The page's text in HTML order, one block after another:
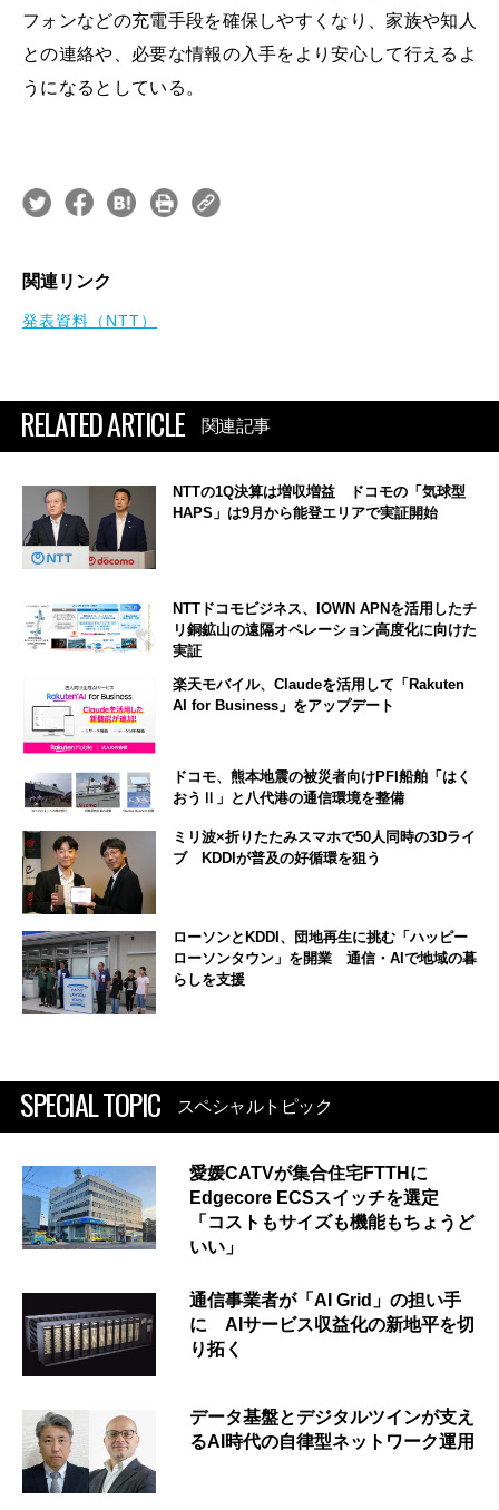
フォンなどの充電手段を確保しやすくなり、家族や知人
との連絡や、必要な情報の入手をより安心して行えるよ
うになるとしている。
関連リンク
発表資料（NTT）
RELATED ARTICLE 関連記事
NTTの1Q決算は増収増益 ドコモの「気球型
HAPS」は9月から能登エリアで実証開始
NTTドコモビジネス、IOWN APNを活用したチ
リ銅鉱山の遠隔オペレーション高度化に向けた
実証
楽天モバイル、Claudeを活用して「Rakuten
AI for Business」をアップデート
ドコモ、熊本地震の被災者向けPFI船舶「はく
おうⅡ」と八代港の通信環境を整備
ミリ波×折りたたみスマホで50人同時の3Dライ
ブ KDDIが普及の好循環を狙う
ローソンとKDDI、団地再生に挑む「ハッピー
ローソンタウン」を開業 通信・AIで地域の暮
らしを支援
SPECIAL TOPIC スペシャルトピック
愛媛CATVが集合住宅FTTHに
Edgecore ECSスイッチを選定
「コストもサイズも機能もちょうど
いい」
通信事業者が「AI Grid」の担い手
に AIサービス収益化の新地平を切
り拓く
データ基盤とデジタルツインが支え
るAI時代の自律型ネットワーク運用